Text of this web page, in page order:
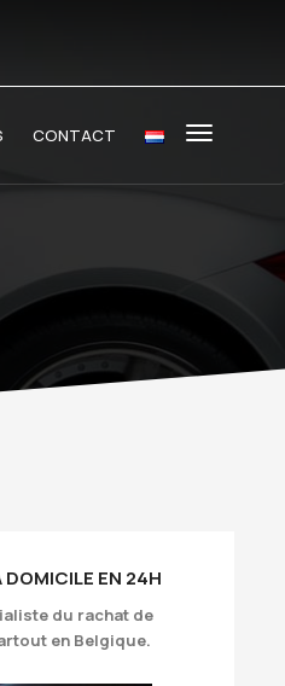
CONTACT
DOMICILE EN 24H
du rachat de
en Belgique.